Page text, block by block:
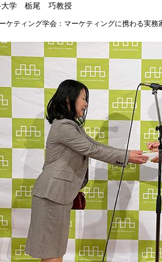
大学 栃尾 巧教授
ケティング学会：マーケティングに携わる実